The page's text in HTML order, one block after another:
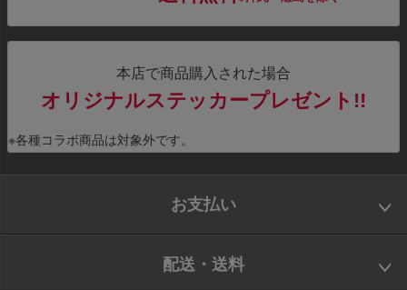
本店で商品購入された場合
オリジナルステッカープレゼント!!
※各種コラボ商品は対象外です。
お支払い
配送・送料